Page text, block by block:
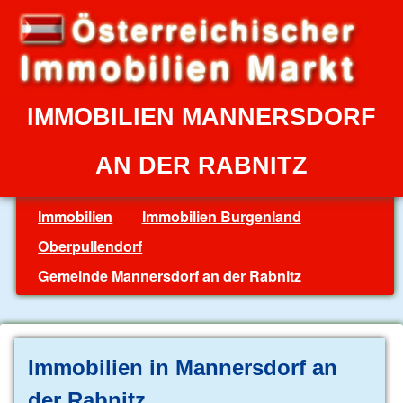
IMMOBILIEN MANNERSDORF
AN DER RABNITZ
Immobilien
Immobilien Burgenland
Oberpullendorf
Gemeinde Mannersdorf an der Rabnitz
Immobilien in Mannersdorf an